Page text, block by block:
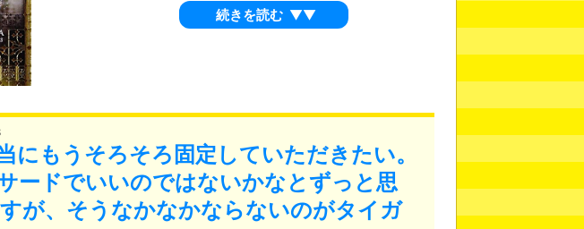
続きを読む ▼▼
にもうそろそろ固定していただきたい。
ードでいいのではないかなとずっと思
が、そうなかなかならないのがタイガ